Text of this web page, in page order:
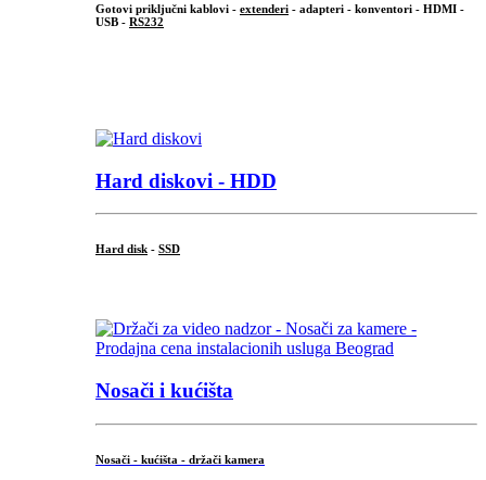
Gotovi priključni kablovi - extenderi - adapteri - konventori - HDMI -
USB - RS232
Hard diskovi - HDD
Hard disk - SSD
Nosači i kućišta
Nosači - kućišta - držači kamera